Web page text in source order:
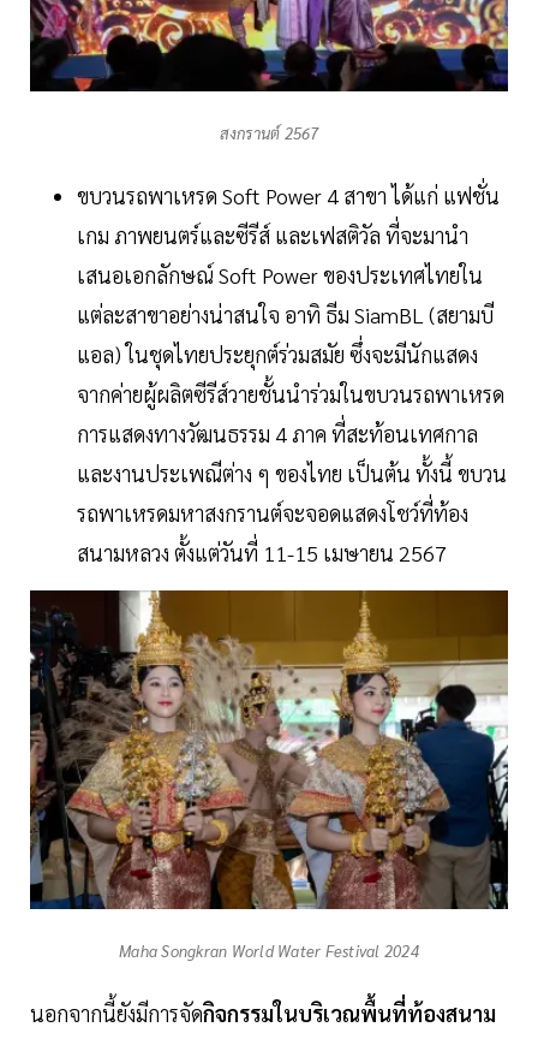
สงกรานต์ 2567
ขบวนรถพาเหรด Soft Power 4 สาขา ได้แก่ แฟชั่น
เกม ภาพยนตร์และซีรีส์ และเฟสติวัล ที่จะมานำ
เสนอเอกลักษณ์ Soft Power ของประเทศไทยใน
แต่ละสาขาอย่างน่าสนใจ อาทิ ธีม SiamBL (สยามบี
แอล) ในชุดไทยประยุกต์ร่วมสมัย ซึ่งจะมีนักแสดง
จากค่ายผู้ผลิตซีรีส์วายชั้นนำร่วมในขบวนรถพาเหรด
การแสดงทางวัฒนธรรม 4 ภาค ที่สะท้อนเทศกาล
และงานประเพณีต่าง ๆ ของไทย เป็นต้น ทั้งนี้ ขบวน
รถพาเหรดมหาสงกรานต์จะจอดแสดงโชว์ที่ท้อง
สนามหลวง ตั้งแต่วันที่ 11-15 เมษายน 2567
Maha Songkran World Water Festival 2024
นอกจากนี้ยังมีการจัดกิจกรรมในบริเวณพื้นที่ท้องสนาม